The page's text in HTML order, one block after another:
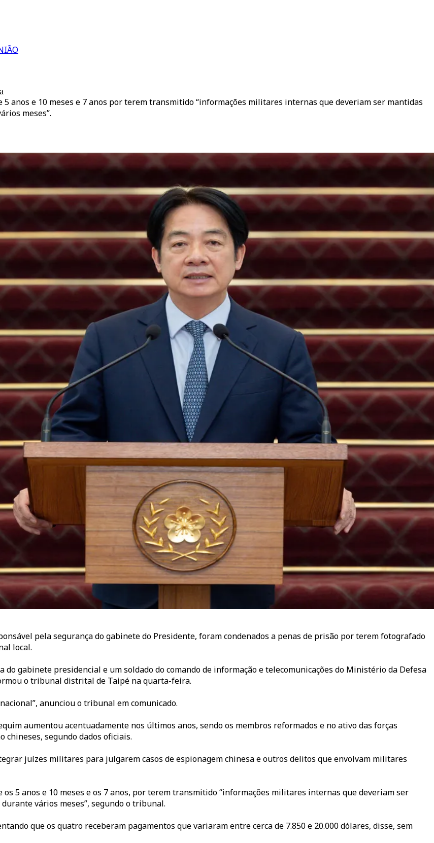
anos e 10 meses e 7 anos por terem transmitido “informações militares internas que deveriam ser mantidas
meses”.
pela segurança do gabinete do Presidente, foram condenados a penas de prisão por terem fotografado
local.
gabinete presidencial e um soldado do comando de informação e telecomunicações do Ministério da Defesa
o tribunal distrital de Taipé na quarta-feira.
anunciou o tribunal em comunicado.
aumentou acentuadamente nos últimos anos, sendo os membros reformados e no ativo das forças
segundo dados oficiais.
juízes militares para julgarem casos de espionagem chinesa e outros delitos que envolvam militares
5 anos e 10 meses e os 7 anos, por terem transmitido “informações militares internas que deveriam ser
vários meses”, segundo o tribunal.
que os quatro receberam pagamentos que variaram entre cerca de 7.850 e 20.000 dólares, disse, sem